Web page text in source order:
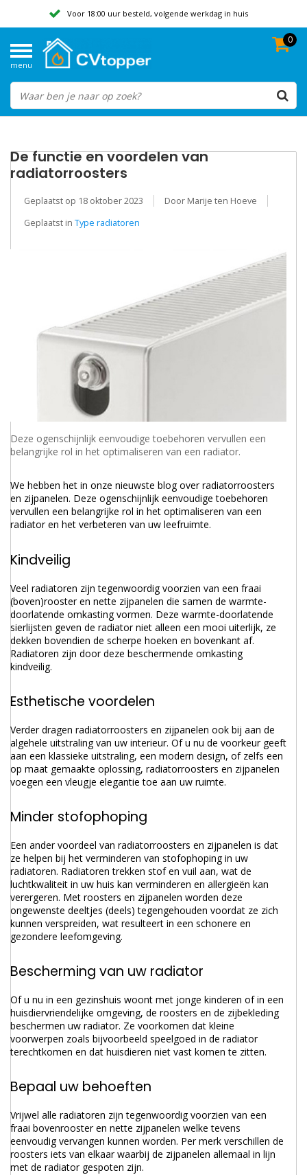
Voor 18:00 uur besteld, volgende werkdag in huis
Beoordeeld met een 9,8
menu
0
De functie en voordelen van
radiatorroosters
Geplaatst op 18 oktober 2023
Door Marije ten Hoeve
Geplaatst in Type radiatoren
Deze ogenschijnlijk eenvoudige toebehoren vervullen een
belangrijke rol in het optimaliseren van een radiator.
We hebben het in onze nieuwste blog over radiatorroosters
en zijpanelen. Deze ogenschijnlijk eenvoudige toebehoren
vervullen een belangrijke rol in het optimaliseren van een
radiator en het verbeteren van uw leefruimte.
Kindveilig
Veel radiatoren zijn tegenwoordig voorzien van een fraai
(boven)rooster en nette zijpanelen die samen de warmte-
doorlatende omkasting vormen. Deze warmte-doorlatende
sierlijsten geven de radiator niet alleen een mooi uiterlijk, ze
dekken bovendien de scherpe hoeken en bovenkant af.
Radiatoren zijn door deze beschermende omkasting
kindveilig.
Esthetische voordelen
Verder dragen radiatorroosters en zijpanelen ook bij aan de
algehele uitstraling van uw interieur. Of u nu de voorkeur geeft
aan een klassieke uitstraling, een modern design, of zelfs een
op maat gemaakte oplossing, radiatorroosters en zijpanelen
voegen een vleugje elegantie toe aan uw ruimte.
Minder stofophoping
Een ander voordeel van radiatorroosters en zijpanelen is dat
ze helpen bij het verminderen van stofophoping in uw
radiatoren. Radiatoren trekken stof en vuil aan, wat de
luchtkwaliteit in uw huis kan verminderen en allergieën kan
verergeren. Met roosters en zijpanelen worden deze
ongewenste deeltjes (deels) tegengehouden voordat ze zich
kunnen verspreiden, wat resulteert in een schonere en
gezondere leefomgeving.
Bescherming van uw radiator
Of u nu in een gezinshuis woont met jonge kinderen of in een
huisdiervriendelijke omgeving, de roosters en de zijbekleding
beschermen uw radiator. Ze voorkomen dat kleine
voorwerpen zoals bijvoorbeeld speelgoed in de radiator
terechtkomen en dat huisdieren niet vast komen te zitten.
Bepaal uw behoeften
Vrijwel alle radiatoren zijn tegenwoordig voorzien van een
fraai bovenrooster en nette zijpanelen welke tevens
eenvoudig vervangen kunnen worden. Per merk verschillen de
roosters iets van elkaar waarbij de zijpanelen allemaal in lijn
met de radiator gespoten zijn.